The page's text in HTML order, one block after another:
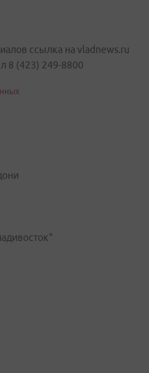
ссылка на vladnews.ru
8 (423) 249-8800